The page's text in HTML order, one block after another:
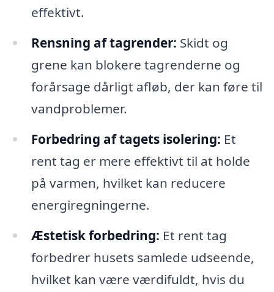
effektivt.
Rensning af tagrender: Skidt og
grene kan blokere tagrenderne og
forårsage dårligt afløb, der kan føre til
vandproblemer.
Forbedring af tagets isolering: Et
rent tag er mere effektivt til at holde
på varmen, hvilket kan reducere
energiregningerne.
Æstetisk forbedring: Et rent tag
forbedrer husets samlede udseende,
hvilket kan være værdifuldt, hvis du